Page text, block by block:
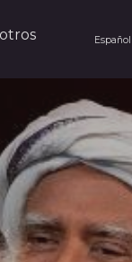
Español